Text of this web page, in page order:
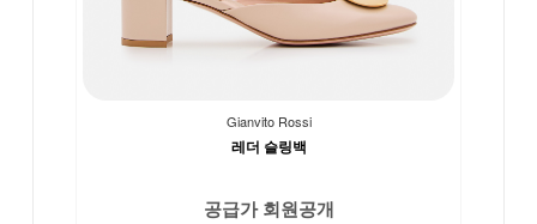
Gianvito Rossi
레더 슬링백
공급가 회원공개